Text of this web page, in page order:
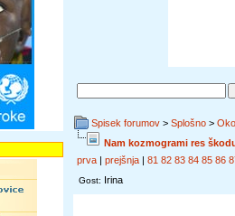
Spisek forumov > Splošno >
Nam kozmogrami res
prva | prejšnja | 81 82 83 84 85 86
Gost: Irina